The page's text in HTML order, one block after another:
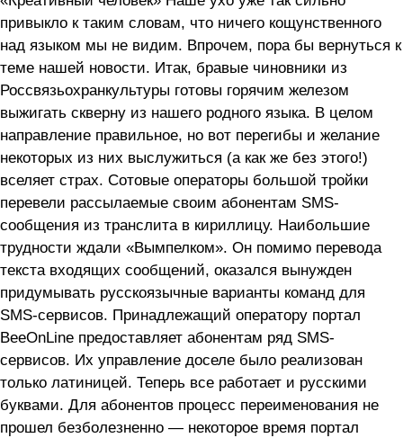
привыкло к таким словам, что ничего кощунственного
над языком мы не видим. Впрочем, пора бы вернуться к
теме нашей новости. Итак, бравые чиновники из
Россвязьохранкультуры готовы горячим железом
выжигать скверну из нашего родного языка. В целом
направление правильное, но вот перегибы и желание
некоторых из них выслужиться (а как же без этого!)
вселяет страх. Сотовые операторы большой тройки
перевели рассылаемые своим абонентам SMS-
сообщения из транслита в кириллицу. Наибольшие
трудности ждали «Вымпелком». Он помимо перевода
текста входящих сообщений, оказался вынужден
придумывать русскоязычные варианты команд для
SMS-сервисов. Принадлежащий оператору портал
BeeOnLine предоставляет абонентам ряд SMS-
сервисов. Их управление доселе было реализован
только латиницей. Теперь все работает и русскими
буквами. Для абонентов процесс переименования не
прошел безболезненно — некоторое время портал